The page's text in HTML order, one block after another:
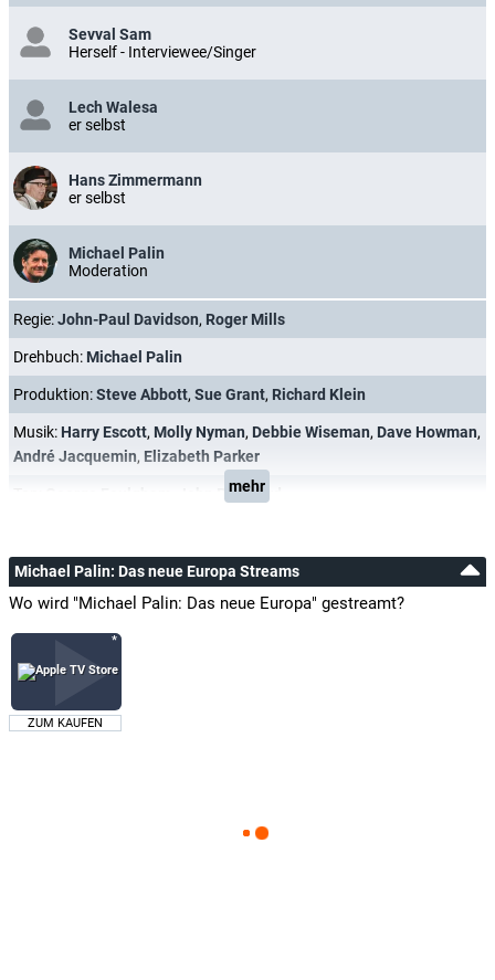
Sevval Sam
Herself - Interviewee/Singer
Lech Walesa
er selbst
Hans Zimmermann
er selbst
Michael Palin
Moderation
Regie:John-Paul Davidson, Roger Mills
Drehbuch: Michael Palin
Produktion:Steve Abbott, Sue Grant, Richard Klein
Musik: Harry Escott, Molly Nyman, Debbie Wiseman, Dave Howman,
André Jacquemin, Elizabeth Parker
John Pritchard
mehr
Michael Palin: Das neue Europa Streams
Wo wird "Michael Palin: Das neue Europa" gestreamt?
ZUM KAUFEN